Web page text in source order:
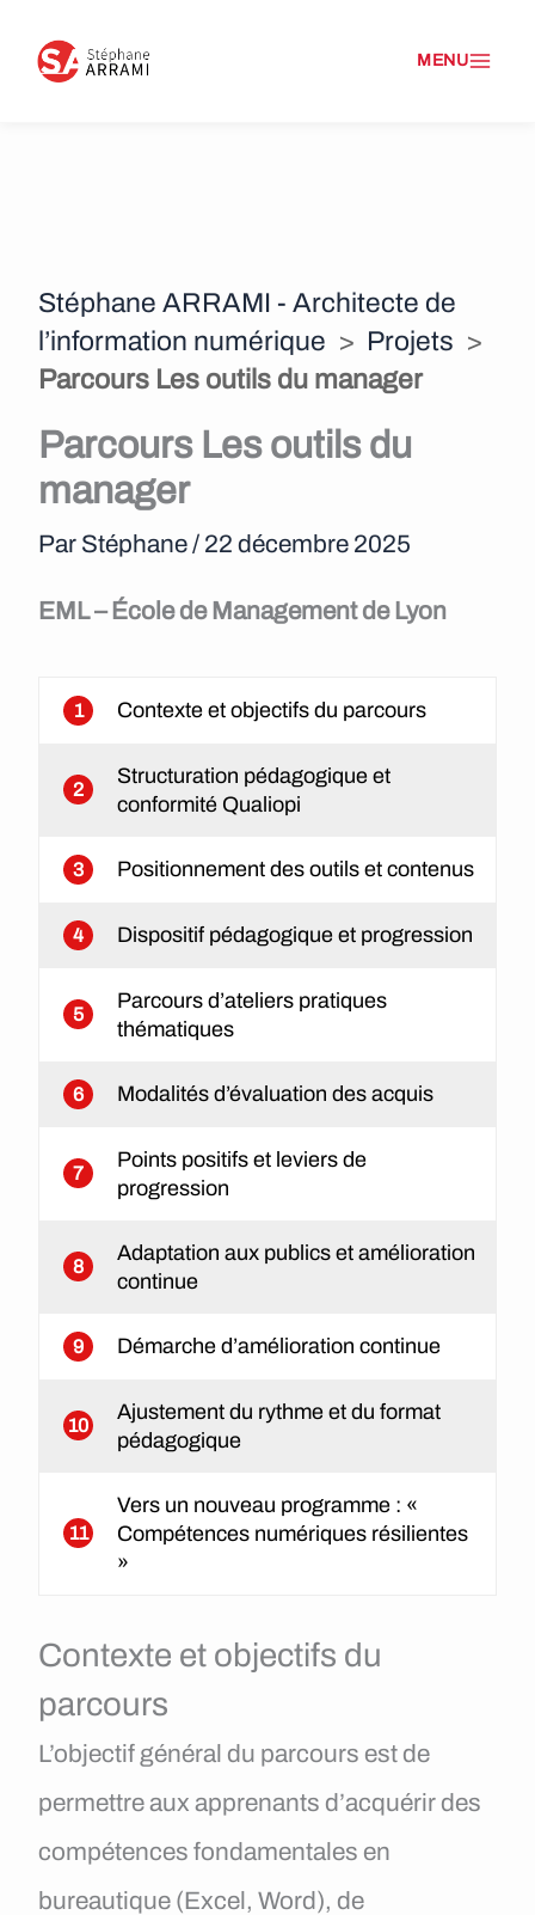
Stéphane ARRAMI - Architecte de
l’information numérique > Projets >
Parcours Les outils du manager
Parcours Les outils du
manager
Par Stéphane/ 22 décembre 2025
EML – École de Management de Lyon
1 Contexte et objectifs du parcours
2
Structuration pédagogique et
conformité Qualiopi
3 Positionnement des outils et contenus
4 Dispositif pédagogique et progression
5
Parcours d’ateliers pratiques
thématiques
6 Modalités d’évaluation des acquis
7
Points positifs et leviers de
progression
8
Adaptation aux publics et amélioration
continue
9 Démarche d’amélioration continue
10
Ajustement du rythme et du format
pédagogique
11
Vers un nouveau programme : «
Compétences numériques résilientes
»
Contexte et objectifs du
parcours
L’objectif général du parcours est de
permettre aux apprenants d’acquérir des
compétences fondamentales en
bureautique (Excel, Word), de